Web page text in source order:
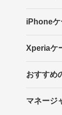
iPhoneケ
Xperiaケ
おすすめ
マネージ